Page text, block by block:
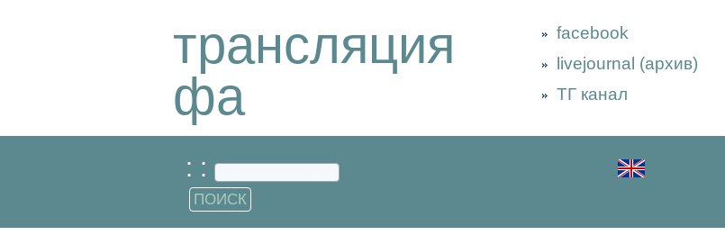
трансляция
фа
facebook
livejournal (архив)
ТГ канал
: :